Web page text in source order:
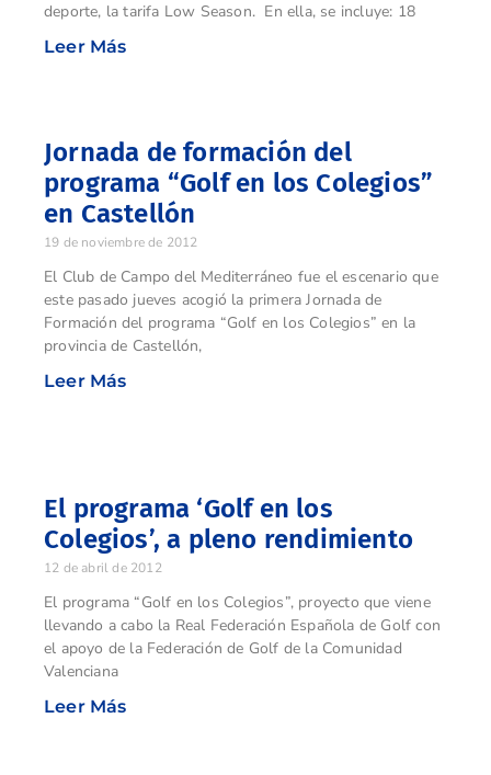
deporte, la tarifa Low Season. En ella, se incluye: 18
Leer Más
Jornada de formación del
programa “Golf en los Colegios”
en Castellón
19 de noviembre de 2012
El Club de Campo del Mediterráneo fue el escenario que
este pasado jueves acogió la primera Jornada de
Formación del programa “Golf en los Colegios” en la
provincia de Castellón,
Leer Más
El programa ‘Golf en los
Colegios’, a pleno rendimiento
12 de abril de 2012
El programa “Golf en los Colegios”, proyecto que viene
llevando a cabo la Real Federación Española de Golf con
el apoyo de la Federación de Golf de la Comunidad
Valenciana
Leer Más